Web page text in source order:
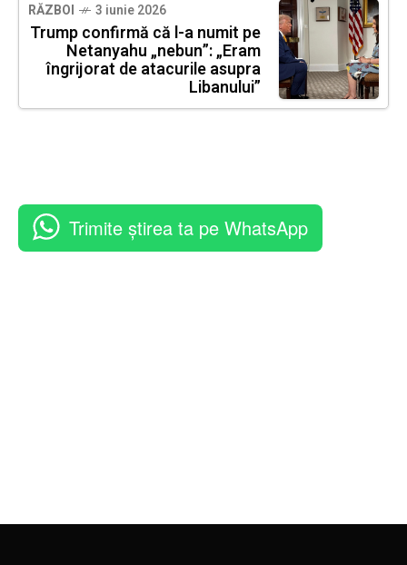
RĂZBOI 3 iunie 2026
Trump confirmă că l-a numit pe
Netanyahu „nebun”: „Eram
îngrijorat de atacurile asupra
Libanului”
Trimite știrea ta pe WhatsApp